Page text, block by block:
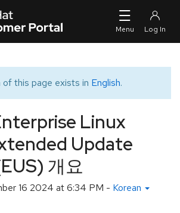
message
of this page exists in English.
Linux
Update
개요
16 2024 at 6:34 PM - Korean